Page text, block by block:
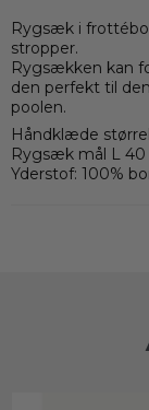
Rygsæk i
stropper.
Rygsækken kan
den perfekt til
poolen.
Håndklæde
Rygsæk mål L 40
Yderstof: 100%